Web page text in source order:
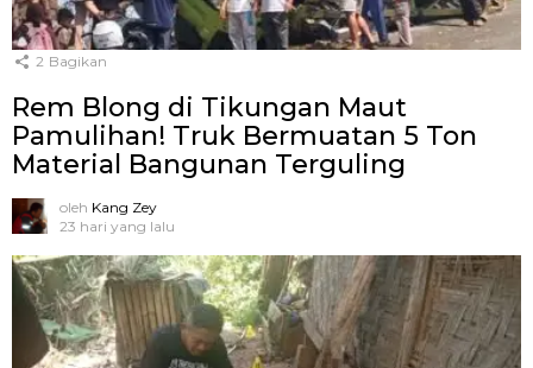
2 Bagikan
Rem Blong di Tikungan Maut
Pamulihan! Truk Bermuatan 5 Ton
Material Bangunan Terguling
oleh Kang Zey
23 hari yang lalu